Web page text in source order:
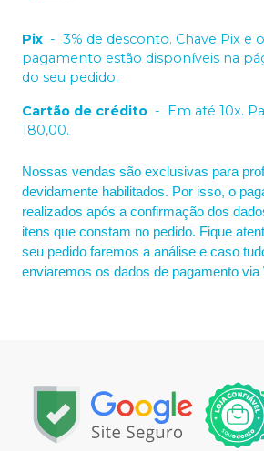
Pix - 3% de desconto. Chave Pix e
pagamento estão disponíveis na
do seu pedido.
Cartão de crédito - Em até 10x.
180,00.
Nossas vendas são exclusivas para
devidamente habilitados. Por isso, o
realizados após a confirmação dos
itens que constam no pedido. Fique
seu pedido faremos a análise e caso
enviaremos os dados de pagamento via